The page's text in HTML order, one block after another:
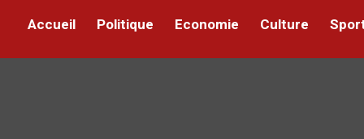
Accueil Politique Economie Culture